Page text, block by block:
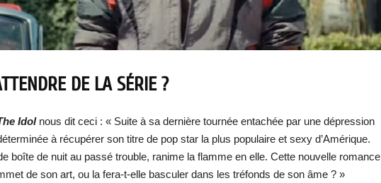
DE LA SÉRIE ?
Idolnous dit ceci : « Suite à sa dernière tournée entachée par une dépression
à récupérer son titre de pop star la plus populaire et sexy d’Amérique.
boîte de nuit au passé trouble, ranime la flamme en elle. Cette nouvelle romance
de son art, ou la fera-t-elle basculer dans les tréfonds de son âme ? »